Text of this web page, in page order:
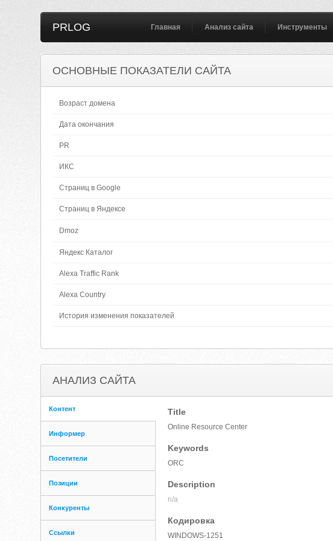
PRLOG Главная Анализ сайта Инструменты
ОСНОВНЫЕ ПОКАЗАТЕЛИ САЙТА
Возраст домена
Дата окончания
PR
ИКС
Страниц в Google
Страниц в Яндексе
Dmoz
Яндекс Каталог
Alexa Traffic Rank
Alexa Country
История изменения показателей
АНАЛИЗ САЙТА
Контент
Информер
Посетители
Позиции
Конкуренты
Ссылки
Title
Online Resource Center
Keywords
ORC
Description
n/a
Кодировка
WINDOWS-1251